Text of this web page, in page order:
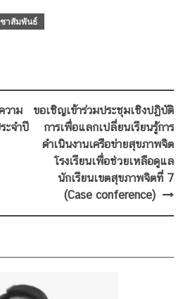
าสัมพันธ์
วาม
ะจำปี
ขอเชิญเข้าร่วมประชุมเชิงปฏิบัติ
การเพื่อแลกเปลี่ยนเรียนรู้การ
ดำเนินงานเครือข่ายสุขภาพจิต
โรงเรียนเพื่อช่วยเหลือดูแล
นักเรียนเขตสุขภาพจิตที่ 7
(Case conference)